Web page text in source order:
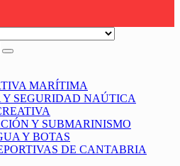
MARÍTIMA
Y SEGURIDAD NAÚTICA
Y SUBMARINISMO
Y BOTAS
DE CANTABRIA